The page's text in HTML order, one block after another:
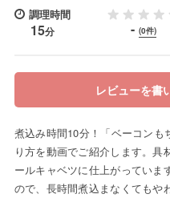
調理時間
15分 - (0件)
レビューを書
煮込み時間10分！「ベーコン
り方を動画でご紹介します。具
ールキャベツに仕上がっていま
ので、長時間煮込まなくてもや